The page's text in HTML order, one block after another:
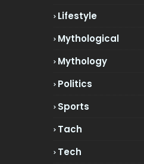
Lifestyle
Mythological
Mythology
Politics
Sports
Tach
Tech